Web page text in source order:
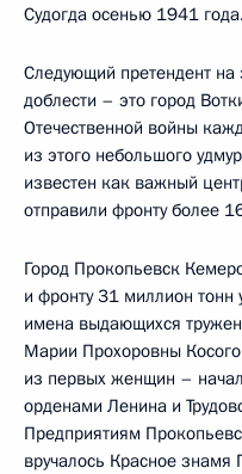
Судогда осенью 1941 года.
Следующий претендент на
доблести – это город
Отечественной войны
из этого небольшого
известен как важный
отправили фронту более
Город Прокопьевск
и фронту 31 миллион тонн
имена выдающихся
Марии Прохоровны
из первых женщин –
орденами Ленина и
Предприятиям
вручалось Красное знамя